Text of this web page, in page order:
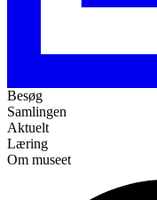
Besøg
Samlingen
Aktuelt
Læring
Om museet